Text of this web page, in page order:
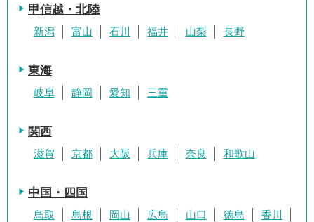
甲信越・北陸
新潟 富山 石川 福井 山梨 長野
東海
岐阜 静岡 愛知 三重
関西
滋賀 京都 大阪 兵庫 奈良 和歌山
中国・四国
鳥取 島根 岡山 広島 山口 徳島
香川